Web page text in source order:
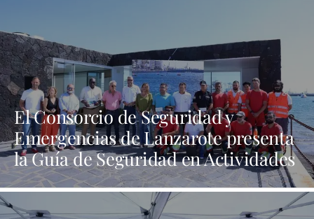
El Consorcio de Seguridad y
Emergencias de Lanzarote presenta
la Guía de Seguridad en Actividades
Náuticas